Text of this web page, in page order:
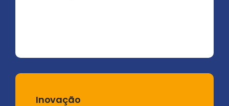
Inovação